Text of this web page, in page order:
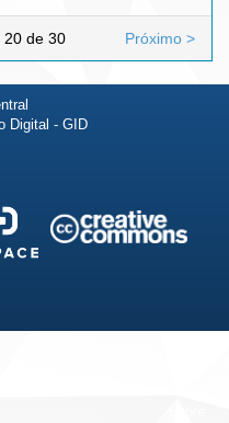
20 de 30 Próximo >
Digital - GID